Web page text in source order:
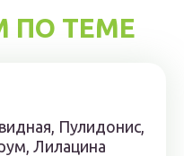
ПО ТЕМЕ
Пулидонис,
Лилацина